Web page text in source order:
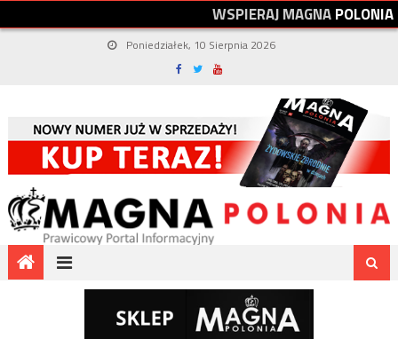
WSPIERAJMAGNAPOLONIA
Poniedziałek, 10 Sierpnia 2026